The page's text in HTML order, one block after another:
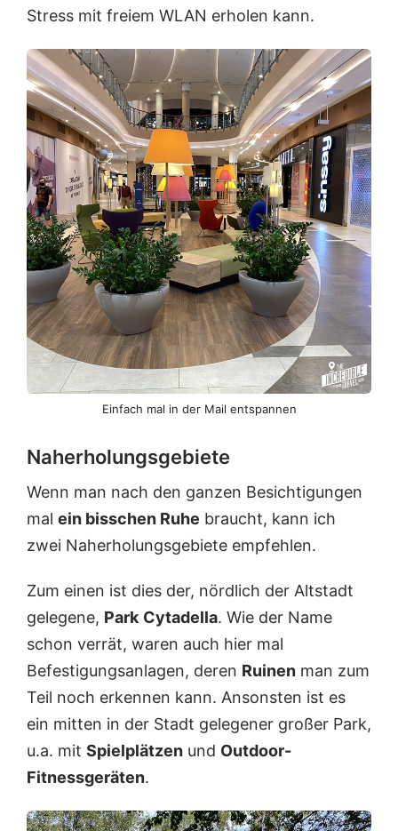
Stress mit freiem WLAN erholen kann.
Einfach mal in der Mail entspannen
Naherholungsgebiete
Wenn man nach den ganzen Besichtigungen
mal ein bisschen Ruhe braucht, kann ich
zwei Naherholungsgebiete empfehlen.
Zum einen ist dies der, nördlich der Altstadt
gelegene, Park Cytadella. Wie der Name
schon verrät, waren auch hier mal
Befestigungsanlagen, deren Ruinen man zum
Teil noch erkennen kann. Ansonsten ist es
ein mitten in der Stadt gelegener großer Park,
u.a. mit Spielplätzen und Outdoor-
Fitnessgeräten.